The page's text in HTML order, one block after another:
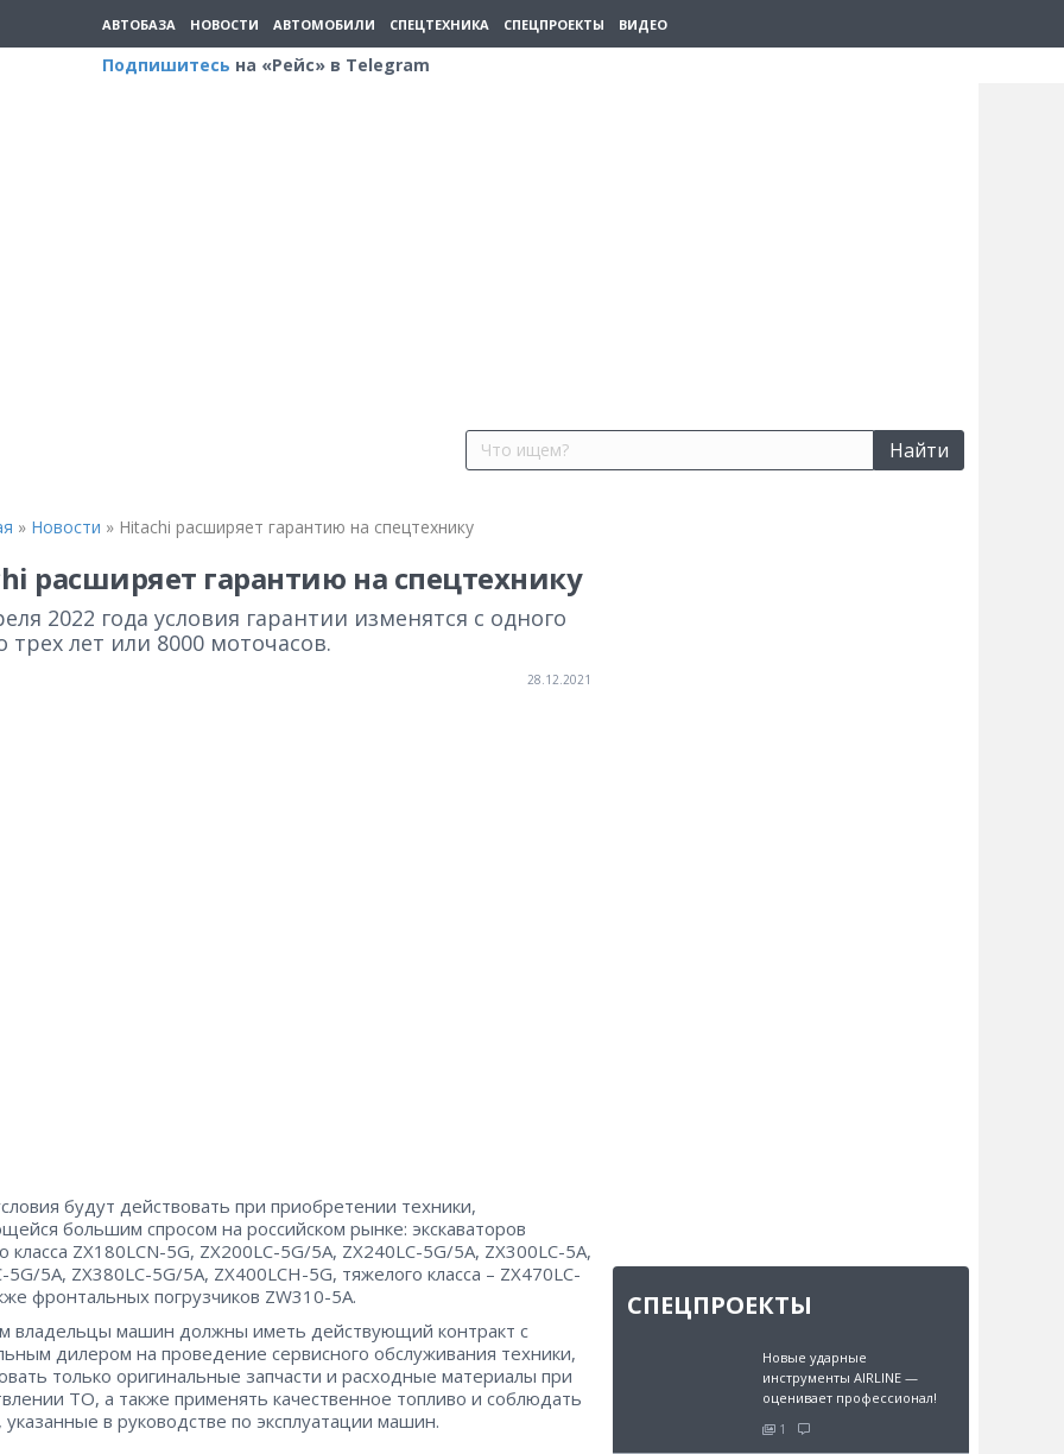
АВТОБАЗА НОВОСТИ АВТОМОБИЛИ СПЕЦТЕХНИКА СПЕЦПРОЕКТЫ ВИДЕО
Подпишитесь на «Рейс» в Telegram
Найти
» Новости » Hitachi расширяет гарантию на спецтехнику
расширяет гарантию на спецтехнику
2022 года условия гарантии изменятся с одного
трех лет или 8000 моточасов.
28.12.2021
будут действовать при приобретении техники,
большим спросом на российском рынке: экскаваторов
класса ZX180LCN-5G, ZX200LC-5G/5A, ZX240LC-5G/5A, ZX300LC-5A,
5G/5A, ZX380LC-5G/5A, ZX400LCH-5G, тяжелого класса – ZX470LC-
фронтальных погрузчиков ZW310-5A.
владельцы машин должны иметь действующий контракт с
дилером на проведение сервисного обслуживания техники,
только оригинальные запчасти и расходные материалы при
ТО, а также применять качественное топливо и соблюдать
указанные в руководстве по эксплуатации машин.
СПЕЦПРОЕКТЫ
Новые ударные
инструменты AIRLINE —
оценивает профессионал!
1